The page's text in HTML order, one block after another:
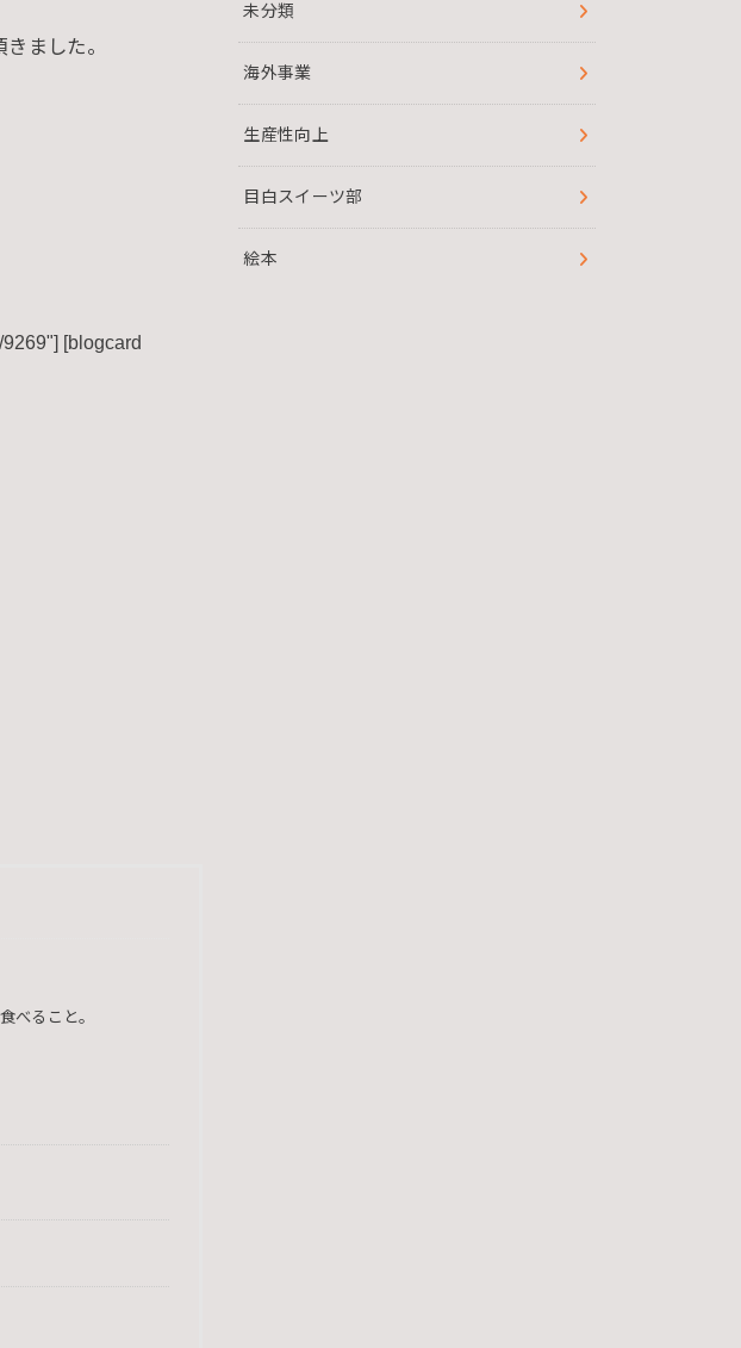
ました。
[blogcard
べること。
未分類
海外事業
生産性向上
目白スイーツ部
絵本